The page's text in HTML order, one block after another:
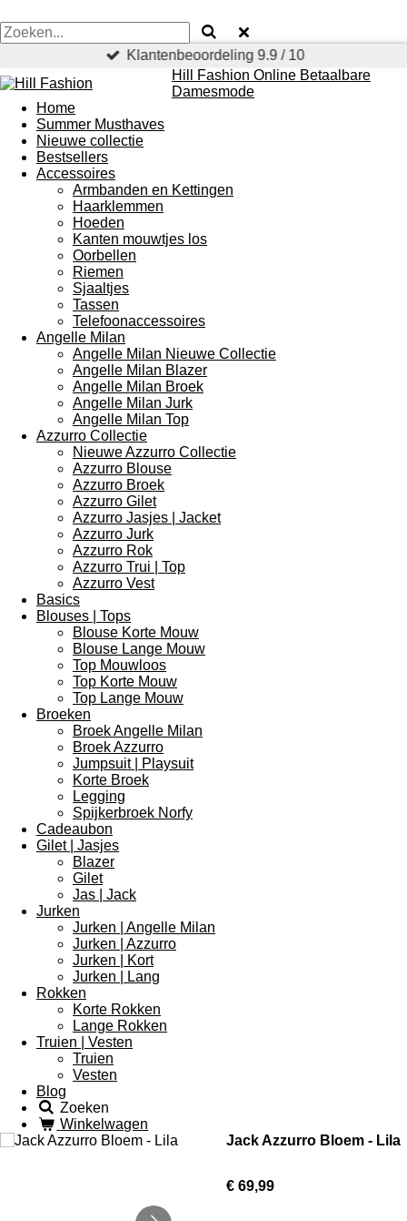
Klantenbeoordeling 9.9 / 10
Hill Fashion Online Betaalbare
Damesmode
Home
Summer Musthaves
Nieuwe collectie
Bestsellers
Accessoires
Armbanden en Kettingen
Haarklemmen
Hoeden
Kanten mouwtjes los
Oorbellen
Riemen
Sjaaltjes
Tassen
Telefoonaccessoires
Angelle Milan
Angelle Milan Nieuwe Collectie
Angelle Milan Blazer
Angelle Milan Broek
Angelle Milan Jurk
Angelle Milan Top
Azzurro Collectie
Nieuwe Azzurro Collectie
Azzurro Blouse
Azzurro Broek
Azzurro Gilet
Azzurro Jasjes | Jacket
Azzurro Jurk
Azzurro Rok
Azzurro Trui | Top
Azzurro Vest
Basics
Blouses | Tops
Blouse Korte Mouw
Blouse Lange Mouw
Top Mouwloos
Top Korte Mouw
Top Lange Mouw
Broeken
Broek Angelle Milan
Broek Azzurro
Jumpsuit | Playsuit
Korte Broek
Legging
Spijkerbroek Norfy
Cadeaubon
Gilet | Jasjes
Blazer
Gilet
Jas | Jack
Jurken
Jurken | Angelle Milan
Jurken | Azzurro
Jurken | Kort
Jurken | Lang
Rokken
Korte Rokken
Lange Rokken
Truien | Vesten
Truien
Vesten
Blog
Zoeken
Winkelwagen
Jack Azzurro Bloem - Lila
€ 69,99